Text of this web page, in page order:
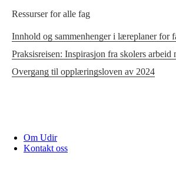
Ressurser for alle fag
Innhold og sammenhenger i læreplaner for
Praksisreisen: Inspirasjon fra skolers
Overgang til opplæringsloven av 2024
Om Udir
Kontakt oss